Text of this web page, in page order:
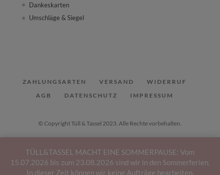
TÜLL&TASSEL MACHT EINE SOMMERPAUSE: Vom
15.07.2026 bis zum 23.08.2026 sind wir in den Sommerferien.
In dieser Zeit können wir keine Aufträge bearbeiten.
Dankeskarten
Umschläge & Siegel
ZAHLUNGSARTEN VERSAND
WIDERRUF
AGB
DATENSCHUTZ IMPRESSUM
© Copyright Tüll & Tassel 2023. Alle Rechte vorbehalten.